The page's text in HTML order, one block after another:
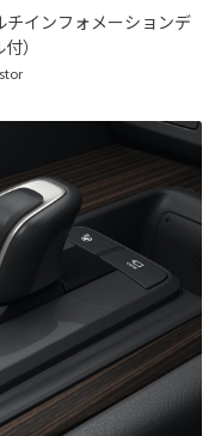
チインフォメーションデ
）